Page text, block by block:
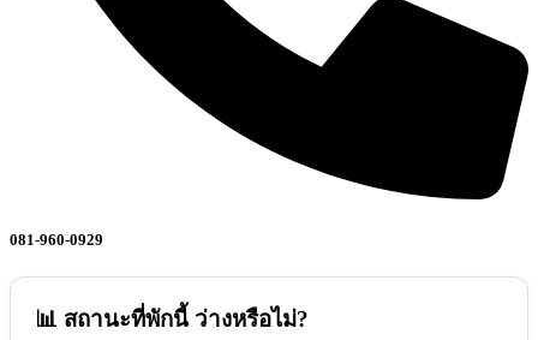
081-960-0929
📊 สถานะที่พักนี้ ว่างหรือไม่?